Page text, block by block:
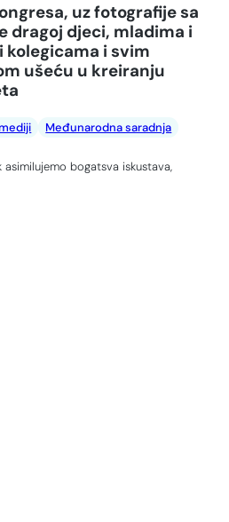
uz fotografije sa
dragoj djeci, mladima i
i svim
ušeću u kreiranju
Međunarodna saradnja
asimilujemo bogatsva iskustava,